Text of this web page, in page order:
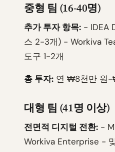
중형 팀 (16-40명)
추가 투자 항목: - IDEA
스 2-3개) - Workiva
도구 1-2개
총 투자: 연 ₩8천만 원-
대형 팀 (41명 이상)
전면적 디지털 전환: -
Workiva Enterprise -